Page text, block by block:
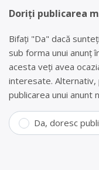
Doriți publicarea
Bifați "Da" dacă
sub forma unui anunț
acesta veți avea
interesate. Alternativ,
publicarea unui anunt
Da, doresc